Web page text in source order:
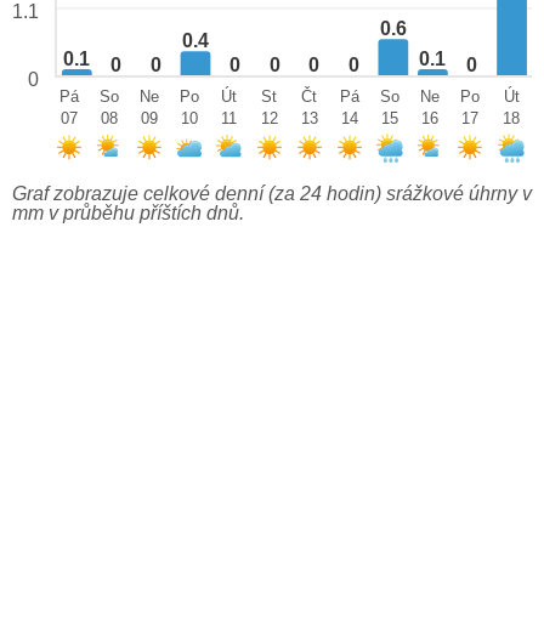
0.1 0 0
0.4
0 0 0 0
0.6
0.1
0
1.1
0
Pá
07
So
08
Ne
09
Po
10
Út
11
St
12
Čt
13
Pá
14
So
15
Ne
16
Po
17
Út
18
Graf zobrazuje celkové denní (za 24 hodin) srážkové úhrny v
mm v průběhu příštích dnů.